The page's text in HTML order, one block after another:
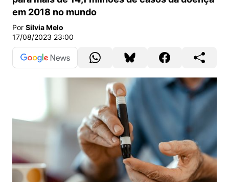
em 2018 no mundo
Por Silvia Melo
17/08/2023 23:00